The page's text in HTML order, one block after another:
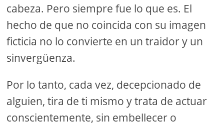
cabeza. Pero siempre fue lo que es. El
hecho de que no coincida con su imagen
ficticia no lo convierte en un traidor y un
sinvergüenza.
Por lo tanto, cada vez, decepcionado de
alguien, tira de ti mismo y trata de actuar
conscientemente, sin embellecer o